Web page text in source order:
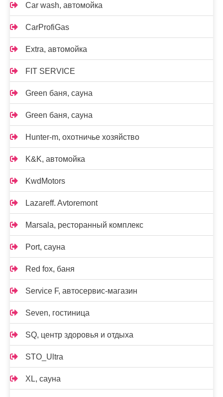
Car wash, автомойка
CarProfiGas
Extra, автомойка
FIT SERVICE
Green баня, сауна
Green баня, сауна
Hunter-m, охотничье хозяйство
K&K, автомойка
KwdMotors
Lazareff. Avtoremont
Marsala, ресторанный комплекс
Port, сауна
Red fox, баня
Service F, автосервис-магазин
Seven, гостиница
SQ, центр здоровья и отдыха
STO_Ultra
XL, сауна